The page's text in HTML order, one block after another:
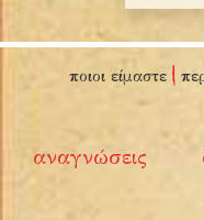
ποιοι είμαστε
αναγνώσεις